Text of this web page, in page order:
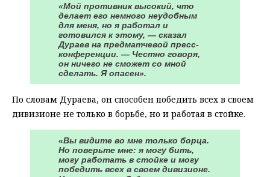
«Мой противник высокий, что
делает его немного неудобным
для меня, но я работал и
готовился к этому, — сказал
Дураев на предматчевой пресс-
конференции. — Честно говоря,
он ничего не сможет со мной
сделать. Я опасен».
По словам Дураева, он способен победить всех в своем
дивизионе не только в борьбе, но и работая в стойке.
«Вы видите во мне только борца.
Но поверьте мне: я могу бить,
могу работать в стойке и могу
победить всех в своем дивизионе.